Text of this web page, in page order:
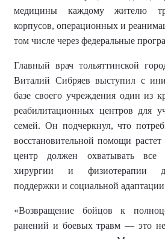
медицины каждому жителю
корпусов, операционных и
том числе через федеральные
Главный врач тольяттинской
Виталий Сибряев выступил с
базе своего учреждения один из
реабилитационных центров для
семей. Он подчеркнул, что
восстановительной помощи
центр должен охватывать
хирургии и физиотерапии
поддержки и социальной
«Возвращение бойцов к
ранений и боевых травм — это